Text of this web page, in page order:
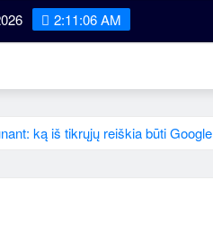
2:11:07 AM
ką iš tikrųjų reiškia būti